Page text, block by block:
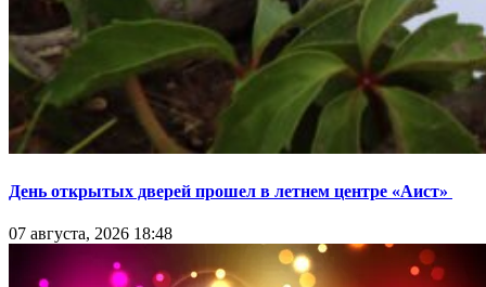
День открытых дверей прошел в летнем центре «Аист»
07 августа, 2026 18:48